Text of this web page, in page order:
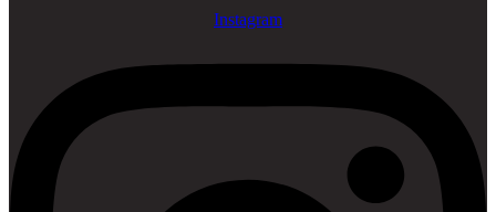
Instagram